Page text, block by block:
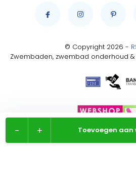
+
- Toevoegen
© Copyright 2026 -
Zwembaden, zwembad onderhoud